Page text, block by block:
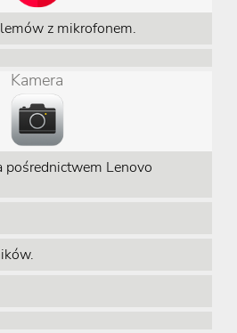
z mikrofonem.
Kamera
pośrednictwem Lenovo